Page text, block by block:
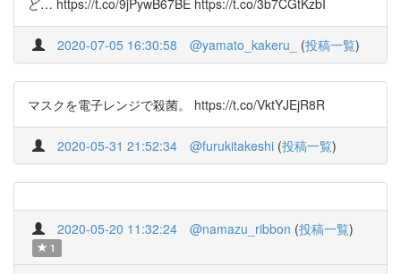
ど… https://t.co/9jPywB67BE https://t.co/3b7CGtKzbI
2020-07-05 16:30:58 @yamato_kakeru_ (投稿一覧)
マスクを電子レンジで殺菌。 https://t.co/VktYJEjR8R
2020-05-31 21:52:34 @furukitakeshi (投稿一覧)
2020-05-20 11:32:24 @namazu_ribbon (投稿一覧)
1